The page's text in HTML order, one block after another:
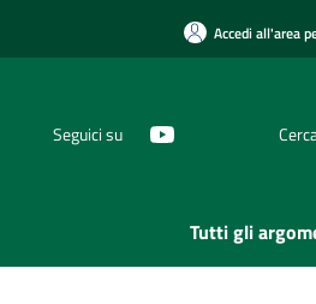
Accedi all'area
Seguici su
Tutti gli